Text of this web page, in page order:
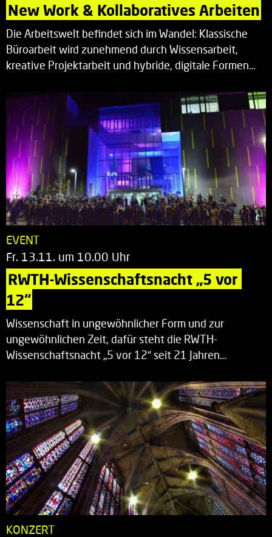
New Work & Kollaboratives Arbeiten
Die Arbeitswelt befindet sich im Wandel: Klassische
Büroarbeit wird zunehmend durch Wissensarbeit,
kreative Projektarbeit und hybride, digitale Formen…
EVENT
Fr. 13.11. um 10.00 Uhr
RWTH-Wissenschaftsnacht „5 vor
12“
Wissenschaft in ungewöhnlicher Form und zur
ungewöhnlichen Zeit, dafür steht die RWTH-
Wissenschaftsnacht „5 vor 12“ seit 21 Jahren…
KONZERT